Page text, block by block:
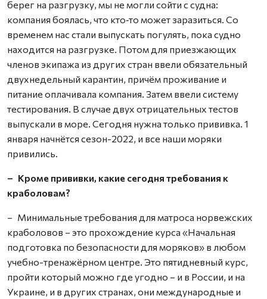
берег на разгрузку, мы не могли сойти с судна:
компания боялась, что кто‑то может заразиться. Со
временем нас стали выпускать погулять, пока судно
находится на разгрузке. Потом для приезжающих
членов экипажа из других стран ввели обязательный
двухнедельный карантин, причём проживание и
питание оплачивала компания. Затем ввели систему
тестирования. В случае двух отрицательных тестов
выпускали в море. Сегодня нужна только прививка. 1
января начнётся сезон-2022, и все наши моряки
привились.
– Кроме прививки, какие сегодня требования к
краболовам?
– Минимальные требования для матроса норвежских
краболовов – это прохождение курса «Начальная
подготовка по безопасности для моряков» в любом
учебно-тренажёрном центре. Это пятидневный курс,
пройти который можно где угодно – и в России, и на
Украине, и в других странах, они международные и